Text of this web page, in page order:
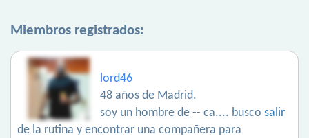
Miembros registrados:
lord46
48 años de Madrid.
soy un hombre de -- ca.... busco salir
de la rutina y encontrar una compañera para